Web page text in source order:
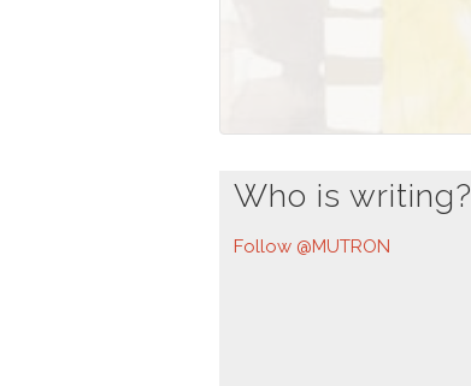
Who is writing?
Follow @MUTRON